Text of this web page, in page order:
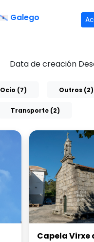
Galego
Data de creación
Ocio (7) Outros (2)
Transporte (2)
Capela Virxe